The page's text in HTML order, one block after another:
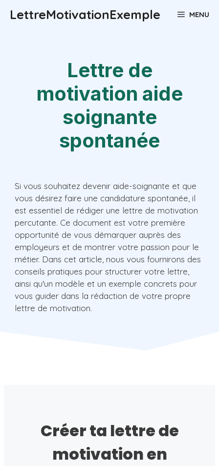
LettreMotivationExemple MENU
Lettre de
motivation aide
soignante
spontanée
Si vous souhaitez devenir aide-soignante et que
vous désirez faire une candidature spontanée, il
est essentiel de rédiger une lettre de motivation
percutante. Ce document est votre première
opportunité de vous démarquer auprès des
employeurs et de montrer votre passion pour le
métier. Dans cet article, nous vous fournirons des
conseils pratiques pour structurer votre lettre,
ainsi qu'un modèle et un exemple concrets pour
vous guider dans la rédaction de votre propre
lettre de motivation.
Créer ta lettre de
motivation en